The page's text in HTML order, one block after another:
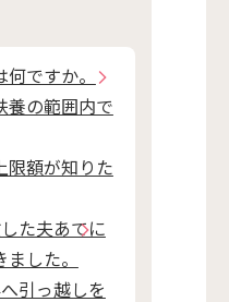
何ですか。
養の範囲内で
限額が知りた
た夫あてに
した。
引っ越しを